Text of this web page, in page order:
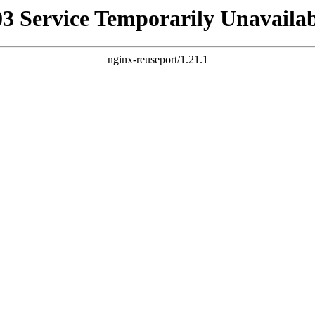
Service Temporarily
nginx-reuseport/1.21.1